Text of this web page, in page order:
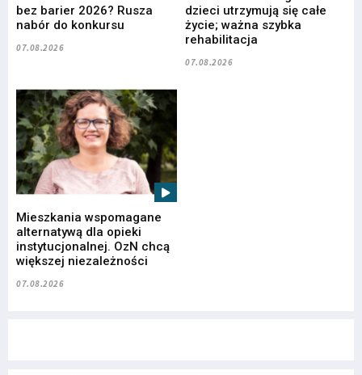
bez barier 2026? Rusza
nabór do konkursu
07.08.2026
dzieci utrzymują się całe
życie; ważna szybka
rehabilitacja
07.08.2026
Mieszkania wspomagane
alternatywą dla opieki
instytucjonalnej. OzN chcą
większej niezależności
07.08.2026